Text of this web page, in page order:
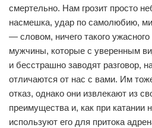
смертельно. Нам грозит просто
насмешка, удар по самолюбию,
— словом, ничего такого
мужчины, которые с уверенным
и бесстрашно заводят разговор,
отличаются от нас с вами. Им
отказ, однако они извлекают из
преимущества и, как при катании
используют его для притока